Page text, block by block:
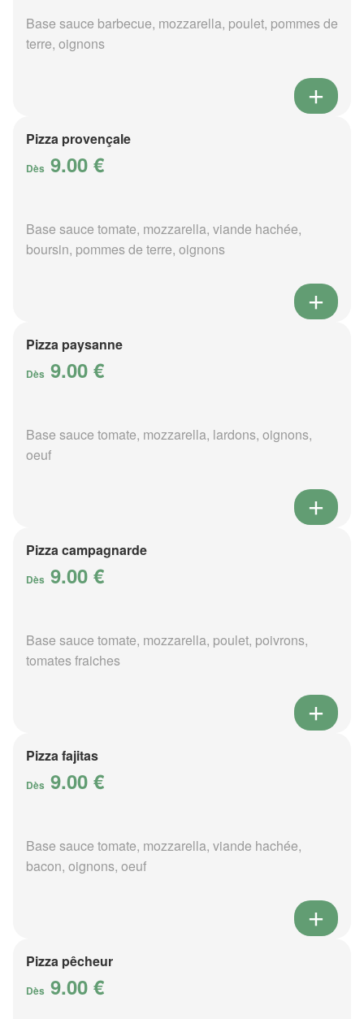
Base sauce barbecue, mozzarella, poulet, pommes de
terre, oignons
Pizza provençale
Dès 9.00 €
Base sauce tomate, mozzarella, viande hachée,
boursin, pommes de terre, oignons
Pizza paysanne
Dès 9.00 €
Base sauce tomate, mozzarella, lardons, oignons,
oeuf
Pizza campagnarde
Dès 9.00 €
Base sauce tomate, mozzarella, poulet, poivrons,
tomates fraiches
Pizza fajitas
Dès 9.00 €
Base sauce tomate, mozzarella, viande hachée,
bacon, oignons, oeuf
Pizza pêcheur
Dès 9.00 €